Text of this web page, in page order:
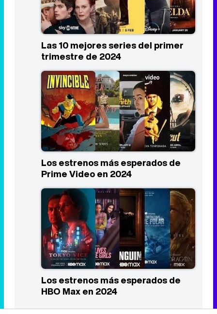
Las 10 mejores series del primer
trimestre de 2024
Los estrenos más esperados de
Prime Video en 2024
Los estrenos más esperados de
HBO Max en 2024